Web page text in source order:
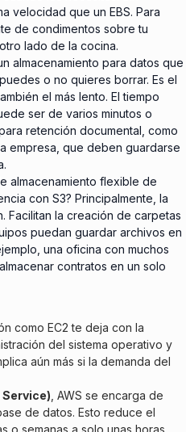
velocidad que un EBS. Para
de condimentos sobre tu
lado de la cocina.
almacenamiento para datos que
o no quieres borrar. Es el
el más lento. El tiempo
ser de varios minutos o
retención documental, como
empresa, que deben guardarse
almacenamiento flexible de
con S3? Principalmente, la
Facilitan la creación de carpetas
puedan guardar archivos en
una oficina con muchos
contratos en un solo
como EC2 te deja con la
del sistema operativo y
aún más si la demanda del
Service) , AWS se encarga de
de datos. Esto reduce el
o semanas a solo unas horas.